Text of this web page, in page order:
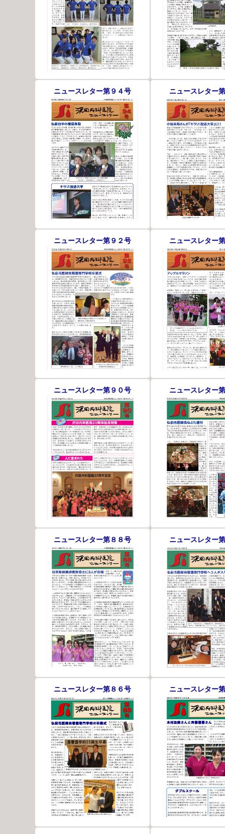
ニュースレター第９４号 ニュースレター
ニュースレター第９２号 ニュースレター
ニュースレター第９０号 ニュースレター
ニュースレター第８８号 ニュースレター
ニュースレター第８６号 ニュースレター